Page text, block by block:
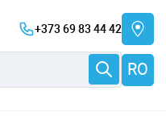
+373 69 83 44 42
RO